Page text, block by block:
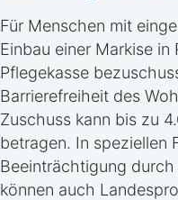
Für Menschen mit
Einbau einer Markise
Pflegekasse
Barrierefreiheit des
Zuschuss kann bis zu
betragen. In speziellen
Beeinträchtigung
können auch